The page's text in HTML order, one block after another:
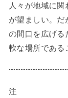
人々が地域に
が望ましい。だ
の間口を広げる
軟な場所である
注